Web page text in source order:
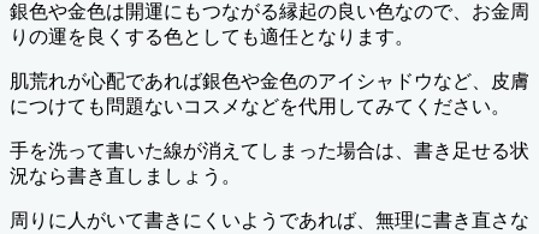
銀色や金色は開運にもつながる縁起の良い色なので、お金周
りの運を良くする色としても適任となります。
肌荒れが心配であれば銀色や金色のアイシャドウなど、皮膚
につけても問題ないコスメなどを代用してみてください。
手を洗って書いた線が消えてしまった場合は、書き足せる状
況なら書き直しましょう。
周りに人がいて書きにくいようであれば、無理に書き直さな